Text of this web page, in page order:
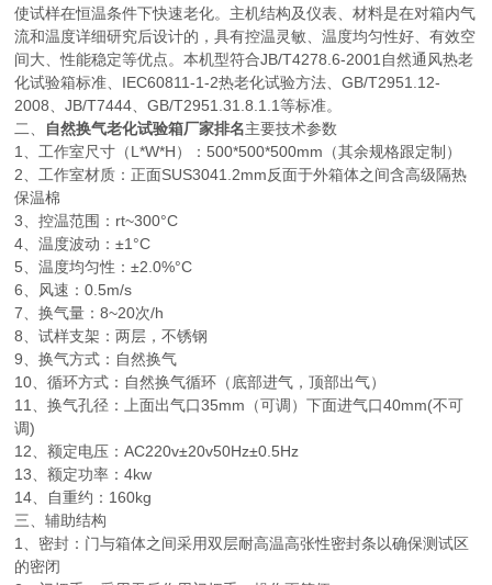
使试样在恒温条件下快速老化。主机结构及仪表、材料是在对箱内气
流和温度详细研究后设计的，具有控温灵敏、温度均匀性好、有效空
间大、性能稳定等优点。本机型符合JB/T4278.6-2001自然通风热老
化试验箱标准、IEC60811-1-2热老化试验方法、GB/T2951.12-
2008、JB/T7444、GB/T2951.31.8.1.1等标准。
二、 自然换气老化试验箱厂家排名主要技术参数
1、工作室尺寸（L*W*H）：500*500*500mm（其余规格跟定制）
2、工作室材质：正面SUS3041.2mm反面于外箱体之间含高级隔热
保温棉
3、控温范围：rt~300°C
4、温度波动：±1°C
5、温度均匀性：±2.0%°C
6、风速：0.5m/s
7、换气量：8~20次/h
8、试样支架：两层，不锈钢
9、换气方式：自然换气
10、循环方式：自然换气循环（底部进气，顶部出气）
11、换气孔径：上面出气口35mm（可调）下面进气口40mm(不可
调)
12、额定电压：AC220v±20v50Hz±0.5Hz
13、额定功率：4kw
14、自重约：160kg
三、辅助结构
1、密封：门与箱体之间采用双层耐高温高张性密封条以确保测试区
的密闭